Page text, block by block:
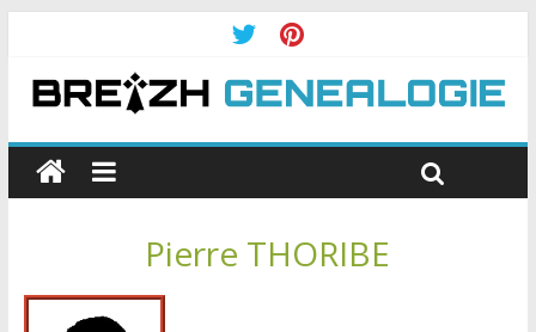
Pierre THORIBE